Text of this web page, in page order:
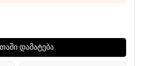
დამატება